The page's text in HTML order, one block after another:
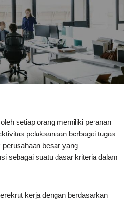
setiap orang memiliki peranan
pelaksanaan berbagai tugas
perusahaan besar yang
sebagai suatu dasar kriteria dalam
kerja dengan berdasarkan